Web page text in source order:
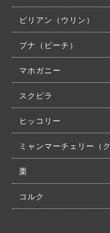
ビリアン（ウリン）
ブナ（ビーチ）
マホガニー
スクピラ
ヒッコリー
ミャンマーチェリー（
栗
コルク